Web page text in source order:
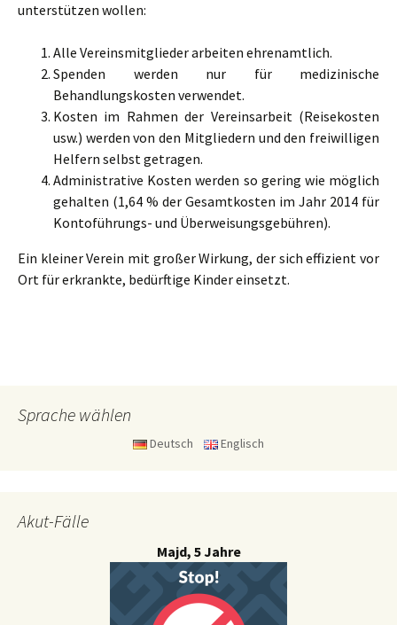
unterstützen wollen:
Alle Vereinsmitglieder arbeiten ehrenamtlich.
Spenden werden nur für medizinische
Behandlungskosten verwendet.
Kosten im Rahmen der Vereinsarbeit (Reisekosten
usw.) werden von den Mitgliedern und den freiwilligen
Helfern selbst getragen.
Administrative Kosten werden so gering wie möglich
gehalten (1,64 % der Gesamtkosten im Jahr 2014 für
Kontoführungs- und Überweisungsgebühren).
Ein kleiner Verein mit großer Wirkung, der sich effizient vor
Ort für erkrankte, bedürftige Kinder einsetzt.
Sprache wählen
Deutsch Englisch
Akut-Fälle
Majd, 5 Jahre